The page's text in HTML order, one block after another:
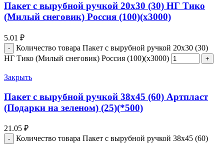
Пакет с вырубной ручкой 20х30 (30) НГ Тико
(Милый снеговик) Россия (100)(х3000)
5.01 ₽
Количество товара Пакет с вырубной ручкой 20х30 (30)
НГ Тико (Милый снеговик) Россия (100)(х3000)
Закрыть
Пакет с вырубной ручкой 38х45 (60) Артпласт
(Подарки на зеленом) (25)(*500)
21.05 ₽
Количество товара Пакет с вырубной ручкой 38х45 (60)